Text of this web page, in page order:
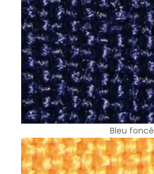
Bleu foncé